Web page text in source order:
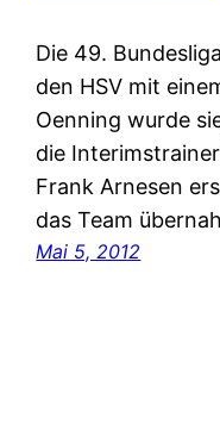
Die 49.
den HSV mit
Oenning wurde
die
Frank Arnesen
das Team
Mai 5, 2012